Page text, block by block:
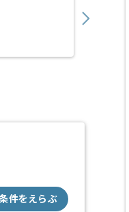
件をえらぶ